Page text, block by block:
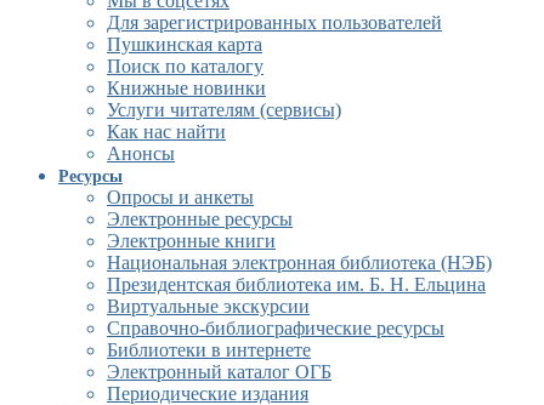
Для зарегистрированных пользователей
Пушкинская карта
Поиск по каталогу
Книжные новинки
Услуги читателям (сервисы)
Как нас найти
Анонсы
Ресурсы
Опросы и анкеты
Электронные ресурсы
Электронные книги
Национальная электронная библиотека (НЭБ)
Президентская библиотека им. Б. Н. Ельцина
Виртуальные экскурсии
Справочно-библиографические ресурсы
Библиотеки в интернете
Электронный каталог ОГБ
Периодические издания